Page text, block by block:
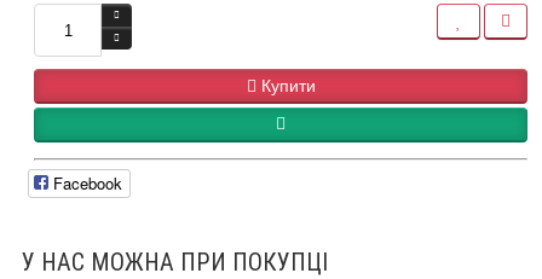
Купити
Facebook
У НАС МОЖНА ПРИ ПОКУПЦІ